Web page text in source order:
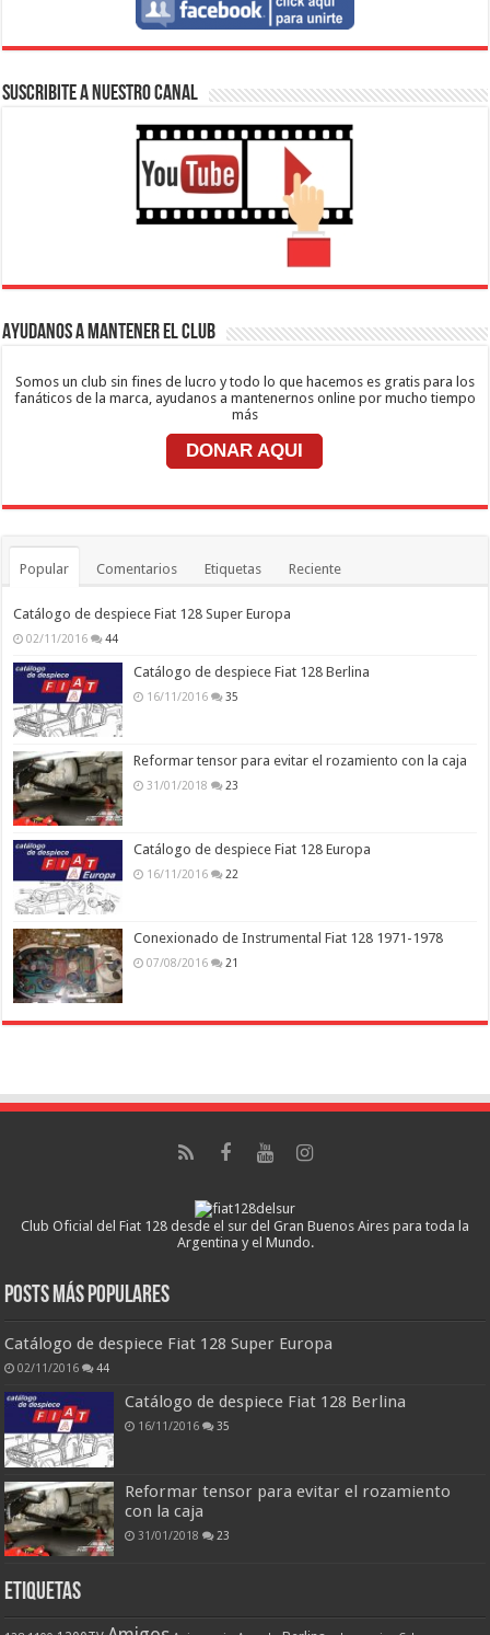
SUSCRIBITE A NUESTRO CANAL
Ayudanos a mantener el club
Somos un club sin fines de lucro y todo lo que hacemos es gratis para los
fanáticos de la marca, ayudanos a mantenernos online por mucho tiempo
más
DONAR AQUI
Popular Comentarios Etiquetas Reciente
Catálogo de despiece Fiat 128 Super Europa
02/11/2016 44
Catálogo de despiece Fiat 128 Berlina
16/11/2016 35
Reformar tensor para evitar el rozamiento con la caja
31/01/2018 23
Catálogo de despiece Fiat 128 Europa
16/11/2016 22
Conexionado de Instrumental Fiat 128 1971-1978
07/08/2016 21
Club Oficial del Fiat 128 desde el sur del Gran Buenos Aires para toda la
Argentina y el Mundo.
Posts más populares
Catálogo de despiece Fiat 128 Super Europa
02/11/2016 44
Catálogo de despiece Fiat 128 Berlina
16/11/2016 35
Reformar tensor para evitar el rozamiento
con la caja
31/01/2018 23
ETIQUETAS